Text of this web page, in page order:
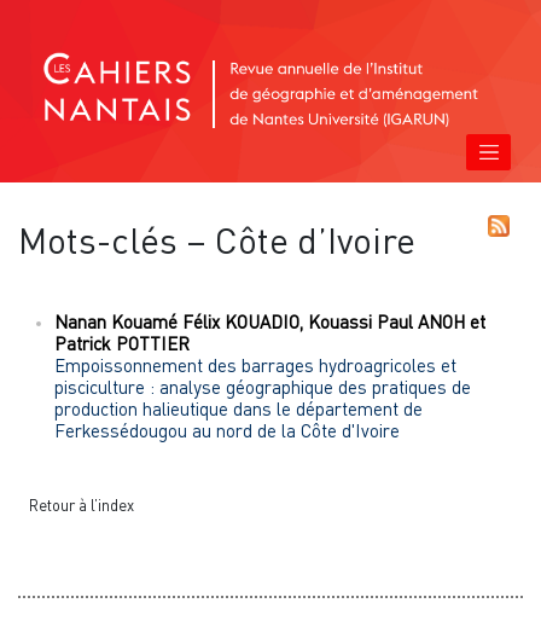
Mots-clés – Côte d’Ivoire
Nanan Kouamé Félix KOUADIO Kouassi Paul ANOH et
Patrick POTTIER
Empoissonnement des barrages hydroagricoles et
pisciculture : analyse géographique des pratiques de
production halieutique dans le département de
Ferkessédougou au nord de la Côte d'Ivoire
Retour à l’index